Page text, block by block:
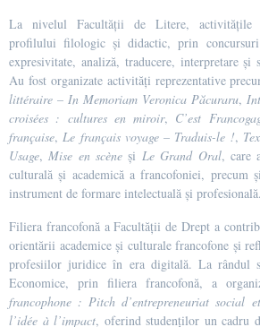
La nivelul Facultății de Litere, activitățile
profilului filologic și didactic, prin
expresivitate, analiză, traducere, interpretare și
Au fost organizate activități reprezentative
littéraire – In Memoriam Veronica Păcuraru,
croisées : cultures en miroir, C’est
française,Le français voyage – Traduis-le !,
Usage,Mise en scène și Le Grand Oral, care
culturală și academică a francofoniei,
instrument de formare intelectuală și profesională.
Filiera francofonă a Facultății de Drept a
orientării academice și culturale francofone și
profesiilor juridice în era digitală. La rândul
Economice, prin filiera francofonă, a
francophone : Pitch d’entrepreneuriat social
l’idée à l’impact, oferind studenților un cadru